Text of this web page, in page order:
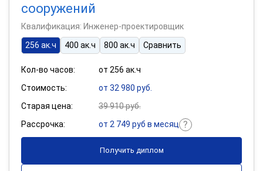
сооружений
Квалификация: Инженер-проектировщик
256 ак.ч
400 ак.ч 800 ак.ч Сравнить
Кол-во часов:
от 256 ак.ч
Стоимость:
от 32 980 руб.
Старая цена:
39 910 руб.
Рассрочка:
от 2 749 руб в месяц
Получить диплом